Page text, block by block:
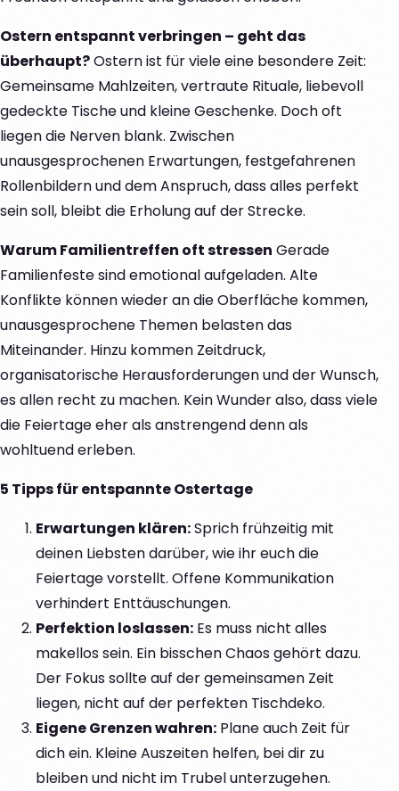
Ostern entspannt verbringen – geht das
überhaupt?Ostern ist für viele eine besondere Zeit:
Gemeinsame Mahlzeiten, vertraute Rituale, liebevoll
gedeckte Tische und kleine Geschenke. Doch oft
liegen die Nerven blank. Zwischen
unausgesprochenen Erwartungen, festgefahrenen
Rollenbildern und dem Anspruch, dass alles perfekt
sein soll, bleibt die Erholung auf der Strecke.
Warum Familientreffen oft stressen Gerade
Familienfeste sind emotional aufgeladen. Alte
Konflikte können wieder an die Oberfläche kommen,
unausgesprochene Themen belasten das
Miteinander. Hinzu kommen Zeitdruck,
organisatorische Herausforderungen und der Wunsch,
es allen recht zu machen. Kein Wunder also, dass viele
die Feiertage eher als anstrengend denn als
wohltuend erleben.
5 Tipps für entspannte Ostertage
Erwartungen klären:Sprich frühzeitig mit
deinen Liebsten darüber, wie ihr euch die
Feiertage vorstellt. Offene Kommunikation
verhindert Enttäuschungen.
Perfektion loslassen: Es muss nicht alles
makellos sein. Ein bisschen Chaos gehört dazu.
Der Fokus sollte auf der gemeinsamen Zeit
liegen, nicht auf der perfekten Tischdeko.
Eigene Grenzen wahren: Plane auch Zeit für
dich ein. Kleine Auszeiten helfen, bei dir zu
bleiben und nicht im Trubel unterzugehen.